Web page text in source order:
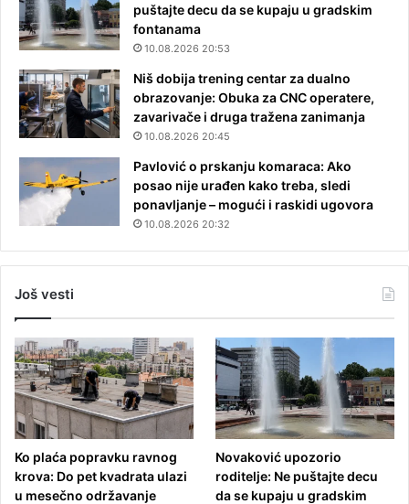
puštajte decu da se kupaju u gradskim
fontanama
10.08.2026 20:53
Niš dobija trening centar za dualno
obrazovanje: Obuka za CNC operatere,
zavarivače i druga tražena zanimanja
10.08.2026 20:45
Pavlović o prskanju komaraca: Ako
posao nije urađen kako treba, sledi
ponavljanje – mogući i raskidi ugovora
10.08.2026 20:32
Još vesti
Ko plaća popravku ravnog
krova: Do pet kvadrata ulazi
u mesečno održavanje
Novaković upozorio
roditelje: Ne puštajte decu
da se kupaju u gradskim